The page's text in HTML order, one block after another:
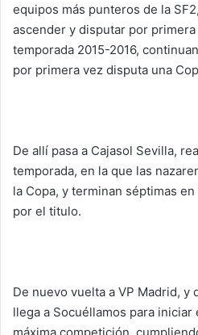
equipos más punteros de la
ascender y disputar por
temporada 2015-2016,
por primera vez disputa una
De allí pasa a Cajasol Sevilla,
temporada, en la que las
la Copa, y terminan séptimas
por el titulo.
De nuevo vuelta a VP Madrid, y
llega a Socuéllamos para